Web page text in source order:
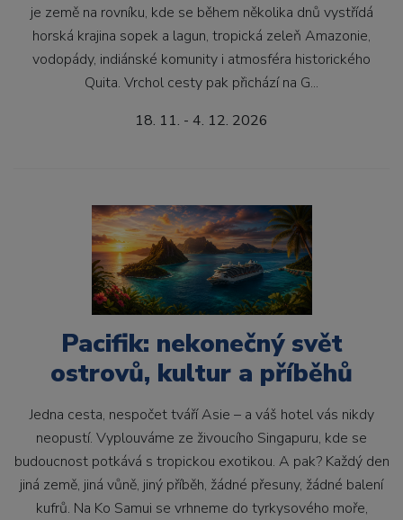
je země na rovníku, kde se během několika dnů vystřídá
horská krajina sopek a lagun, tropická zeleň Amazonie,
vodopády, indiánské komunity i atmosféra historického
Quita. Vrchol cesty pak přichází na G...
18. 11. - 4. 12. 2026
Pacifik: nekonečný svět
ostrovů, kultur a příběhů
Jedna cesta, nespočet tváří Asie – a váš hotel vás nikdy
neopustí. Vyplouváme ze živoucího Singapuru, kde se
budoucnost potkává s tropickou exotikou. A pak? Každý den
jiná země, jiná vůně, jiný příběh, žádné přesuny, žádné balení
kufrů. Na Ko Samui se vrhneme do tyrkysového moře,